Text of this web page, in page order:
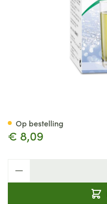
€ 8,09
Op bestelling